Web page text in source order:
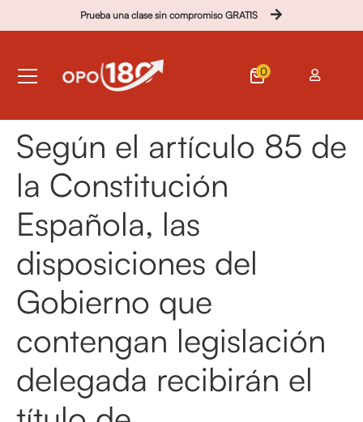
Prueba una clase sin compromiso GRATIS
0
Según el artículo 85 de
la Constitución
Española, las
disposiciones del
Gobierno que
contengan legislación
delegada recibirán el